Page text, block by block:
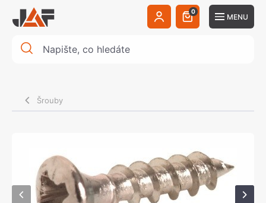
0
MENU
Šrouby